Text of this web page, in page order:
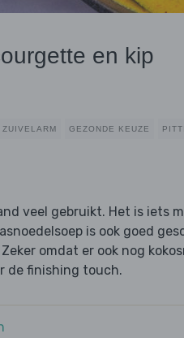
en kip
ZUIVELARM GEZONDE KEUZE
veel gebruikt. Het is iets
is ook goed
omdat er ook nog
de finishing touch.